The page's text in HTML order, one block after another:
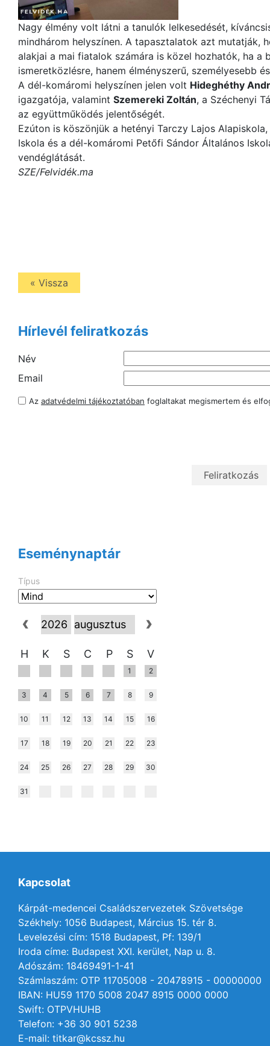
Nagy élmény volt látni a tanulók lelkesedését,
mindhárom helyszínen. A tapasztalatok azt mutatják,
alakjai a mai fiatalok számára is közel hozhatók, ha a
ismeretközlésre, hanem élményszerű, személyesebb
A dél-komáromi helyszínen jelen volt Hideghéthy
igazgatója, valamint Szemereki Zoltán, a Széchenyi
az együttműködés jelentőségét.
Ezúton is köszönjük a hetényi Tarczy Lajos
Iskola és a dél-komáromi Petőfi Sándor Általános
vendéglátását.
SZE/Felvidék.ma
« Vissza
Hírlevél feliratkozás
Név
Email
Az adatvédelmi tájékoztatóban foglaltakat megismertem és
Eseménynaptár
Típus
H K S C P S V
1 2
3 4 5 6 7 8 9
10 11 12 13 14 15 16
17 18 19 20 21 22 23
24 25 26 27 28 29 30
31
Kapcsolat
Kárpát-medencei Családszervezetek Szövetsége
Székhely: 1056 Budapest, Március 15. tér 8.
Levelezési cím: 1518 Budapest, Pf: 139/1
Iroda címe: Budapest XXI. kerület, Nap u. 8.
Adószám: 18469491-1-41
Számlaszám: OTP 11705008 - 20478915 - 00000000
IBAN: HU59 1170 5008 2047 8915 0000 0000
Swift: OTPVHUHB
Telefon: +36 30 901 5238
E-mail: titkar@kcssz.hu